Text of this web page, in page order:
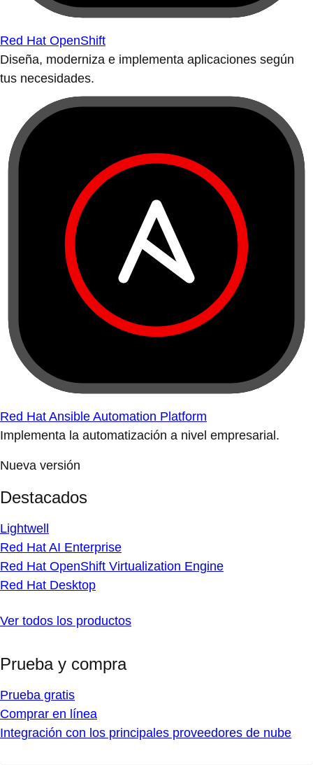
Red Hat OpenShift
Diseña, moderniza e implementa aplicaciones según
tus necesidades.
Red Hat Ansible Automation Platform
Implementa la automatización a nivel empresarial.
Nueva versión
Destacados
Lightwell
Red Hat AI Enterprise
Red Hat OpenShift Virtualization Engine
Red Hat Desktop
Ver todos los productos
Prueba y compra
Prueba gratis
Comprar en línea
Integración con los principales proveedores de nube